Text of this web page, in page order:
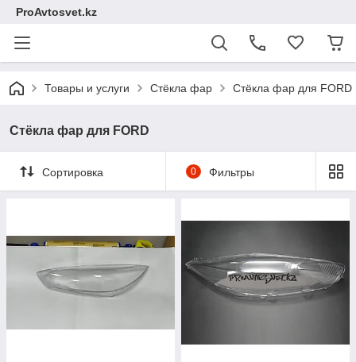
ProAvtosvet.kz
Товары и услуги Стёкла фар Стёкла фар для FORD
Стёкла фар для FORD
Сортировка 0 Фильтры